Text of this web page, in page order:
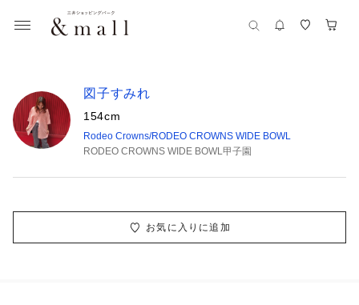
図子すみれ
154cm
Rodeo Crowns/RODEO CROWNS WIDE BOWL
RODEO CROWNS WIDE BOWL甲子園
お気に入りに追加